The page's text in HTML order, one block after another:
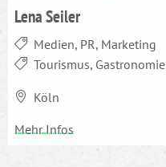
Lena Seiler
Medien, PR, Marketing
Tourismus, Gastronomie
Köln
Mehr Infos